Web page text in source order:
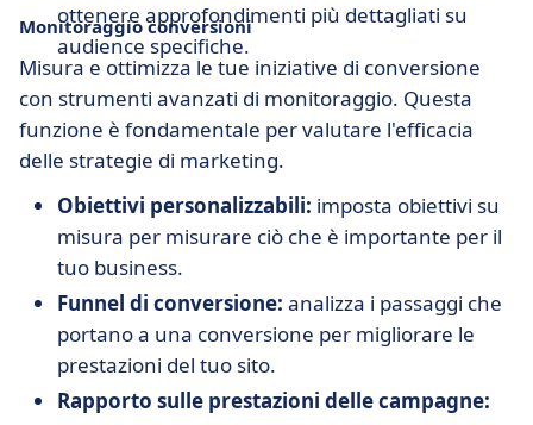
ottenere approfondimenti più dettagliati su
audience specifiche.
Monitoraggio conversioni
Misura e ottimizza le tue iniziative di conversione
con strumenti avanzati di monitoraggio. Questa
funzione è fondamentale per valutare l'efficacia
delle strategie di marketing.
Obiettivi personalizzabili: imposta obiettivi su
misura per misurare ciò che è importante per il
tuo business.
Funnel di conversione: analizza i passaggi che
portano a una conversione per migliorare le
prestazioni del tuo sito.
Rapporto sulle prestazioni delle campagne: